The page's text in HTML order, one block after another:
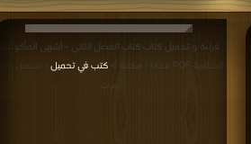
قراءة و تحميل كتاب كتاب الفصل الثاني - أشهى المأكولات
الشامية PDF مجانا | مكتبة >
كتب في تحميل
| التحميل : مرة/
مرات